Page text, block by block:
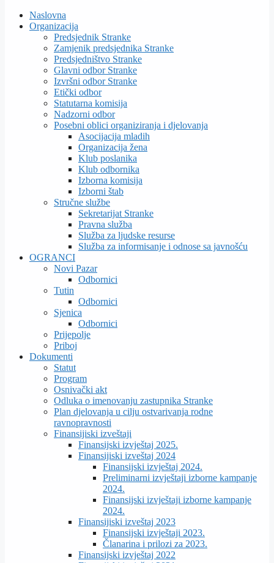
Naslovna
Organizacija
Predsjednik Stranke
Zamjenik predsjednika Stranke
Predsjedništvo Stranke
Glavni odbor Stranke
Izvršni odbor Stranke
Etički odbor
Statutarna komisija
Nadzorni odbor
Posebni oblici organiziranja i djelovanja
Asocijacija mladih
Organizacija žena
Klub poslanika
Klub odbornika
Izborna komisija
Izborni štab
Stručne službe
Sekretarijat Stranke
Pravna služba
Služba za ljudske resurse
Služba za informisanje i odnose sa javnošću
OGRANCI
Novi Pazar
Odbornici
Tutin
Odbornici
Sjenica
Odbornici
Prijepolje
Priboj
Dokumenti
Statut
Program
Osnivački akt
Odluka o imenovanju zastupnika Stranke
Plan djelovanja u cilju ostvarivanja rodne
ravnopravnosti
Finansijiski izveštaji
Finansijski izvještaj 2025.
Finansijiski izveštaj 2024
Finansijski izvještaj 2024.
Preliminarni izvještaji izborne kampanje
2024.
Finansijski izvještaji izborne kampanje
2024.
Finansijiski izveštaj 2023
Finansijski izvještaji 2023.
Članarina i prilozi za 2023.
Finansijski izvještaj 2022